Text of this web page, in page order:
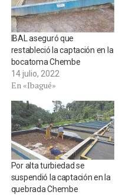
IBAL aseguró que
restableció la captación en la
bocatoma Chembe
14 julio, 2022
En «Ibagué»
Por alta turbiedad se
suspendió la captación en la
quebrada Chembe